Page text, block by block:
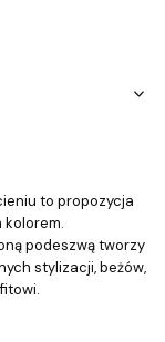
to propozycja
kolorem.
podeszwą tworzy
stylizacji, beżów,